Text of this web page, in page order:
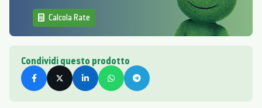
Calcola Rate
Condividi questo prodotto